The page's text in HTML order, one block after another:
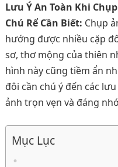
Lưu Ý An Toàn Khi
Chú Rể Cần Biết: Chụp
hướng được nhiều cặp
sơ, thơ mộng của thiên
hình này cũng tiềm ẩn
đôi cần chú ý đến các
ảnh trọn vẹn và đáng
Mục Lục